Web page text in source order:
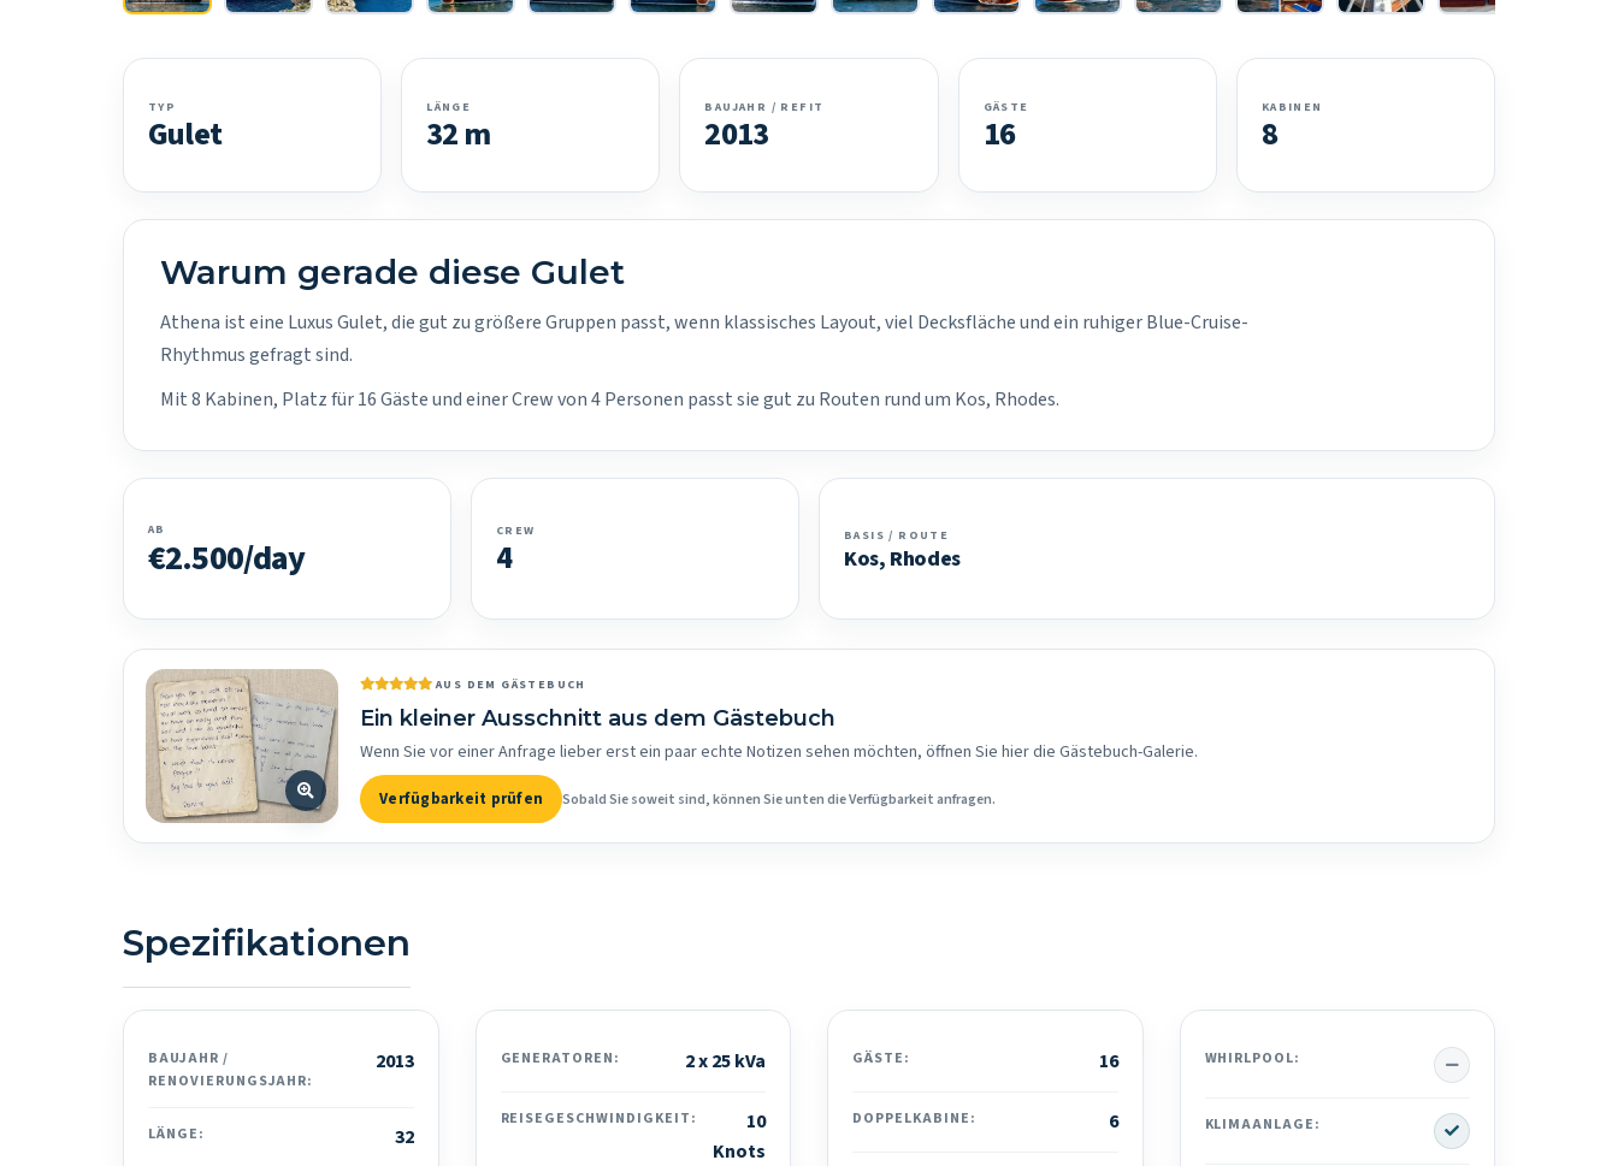
TYP
Gulet
LÄNGE
32 m
BAUJAHR / REFIT
2013
GÄSTE
16
KABINEN
8
Warum gerade diese Gulet
Athena ist eine Luxus Gulet, die gut zu größere Gruppen passt, wenn klassisches Layout, viel Decksfläche und ein ruhiger Blue-Cruise-
Rhythmus gefragt sind.
Mit 8 Kabinen, Platz für 16 Gäste und einer Crew von 4 Personen passt sie gut zu Routen rund um Kos, Rhodes.
AB
€2.500/day
CREW
4
BASIS / ROUTE
Kos, Rhodes
AUS DEM GÄSTEBUCH
Ein kleiner Ausschnitt aus dem Gästebuch
Wenn Sie vor einer Anfrage lieber erst ein paar echte Notizen sehen möchten, öffnen Sie hier die Gästebuch-Galerie.
Verfügbarkeit prüfen Sobald Sie soweit sind, können Sie unten die Verfügbarkeit anfragen.
Spezifikationen
BAUJAHR /
RENOVIERUNGSJAHR:
2013
LÄNGE: 32
GENERATOREN: 2 x 25 kVa
REISEGESCHWINDIGKEIT:
10
Knots
GÄSTE: 16
DOPPELKABINE: 6
WHIRLPOOL: No
KLIMAANLAGE: Yes